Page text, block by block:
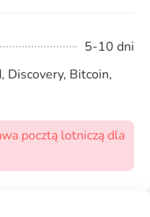
5-10 dni
Discovery, Bitcoin,
pocztą lotniczą dla